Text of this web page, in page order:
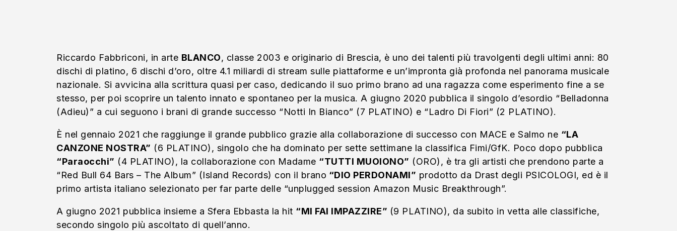
Riccardo Fabbriconi, in arte BLANCO, classe 2003 e originario di Brescia, è uno dei talenti più travolgenti degli ultimi anni: 80
dischi di platino, 6 dischi d’oro, oltre 4.1 miliardi di stream sulle piattaforme e un’impronta già profonda nel panorama musicale
nazionale. Si avvicina alla scrittura quasi per caso, dedicando il suo primo brano ad una ragazza come esperimento fine a se
stesso, per poi scoprire un talento innato e spontaneo per la musica. A giugno 2020 pubblica il singolo d’esordio “Belladonna
(Adieu)” a cui seguono i brani di grande successo “Notti In Bianco” (7 PLATINO) e “Ladro Di Fiori” (2 PLATINO).
È nel gennaio 2021 che raggiunge il grande pubblico grazie alla collaborazione di successo con MACE e Salmo ne “LA
CANZONE NOSTRA” (6 PLATINO), singolo che ha dominato per sette settimane la classifica Fimi/GfK. Poco dopo pubblica
“Paraocchi” (4 PLATINO), la collaborazione con Madame “TUTTI MUOIONO” (ORO), è tra gli artisti che prendono parte a
“Red Bull 64 Bars – The Album” (Island Records) con il brano “DIO PERDONAMI” prodotto da Drast degli PSICOLOGI, ed è il
primo artista italiano selezionato per far parte delle “unplugged session Amazon Music Breakthrough”.
A giugno 2021 pubblica insieme a Sfera Ebbasta la hit “MI FAI IMPAZZIRE” (9 PLATINO), da subito in vetta alle classifiche,
secondo singolo più ascoltato di quell’anno.